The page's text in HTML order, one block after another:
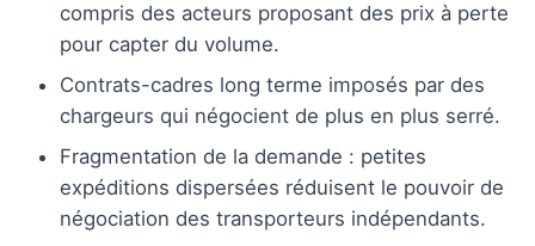
compris des acteurs proposant des prix à perte
pour capter du volume.
Contrats-cadres long terme imposés par des
chargeurs qui négocient de plus en plus serré.
Fragmentation de la demande : petites
expéditions dispersées réduisent le pouvoir de
négociation des transporteurs indépendants.